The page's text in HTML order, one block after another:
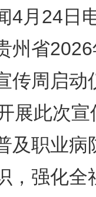
4月24
州省
传周启动
展此次宣
及职业病
，强化全